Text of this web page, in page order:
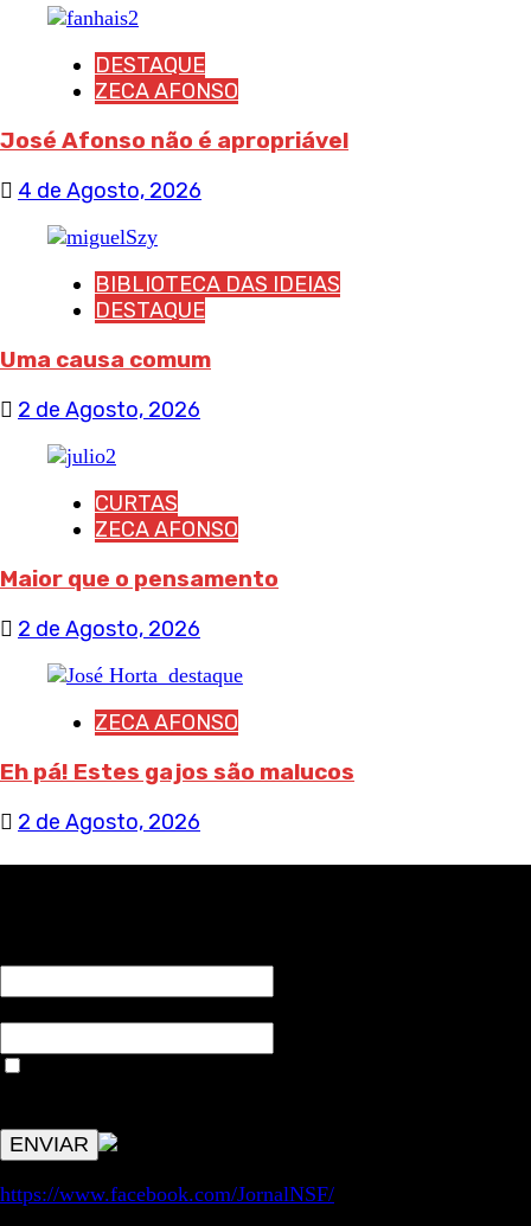
DESTAQUE
ZECA AFONSO
José Afonso não é apropriável
4 de Agosto, 2026
BIBLIOTECA DAS IDEIAS
DESTAQUE
Uma causa comum
2 de Agosto, 2026
CURTAS
ZECA AFONSO
Maior que o pensamento
2 de Agosto, 2026
ZECA AFONSO
Eh pá! Estes gajos são malucos
2 de Agosto, 2026
https://www.facebook.com/JornalNSF/